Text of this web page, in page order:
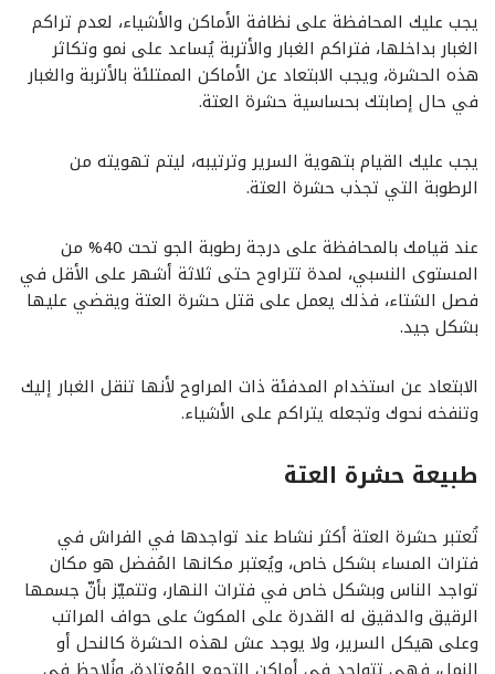
يجب عليك المحافظة على نظافة الأماكن والأشياء، لعدم تراكم
الغبار بداخلها، فتراكم الغبار والأتربة يُساعد على نمو وتكاثر
هذه الحشرة، ويجب الابتعاد عن الأماكن الممتلئة بالأتربة والغبار
في حال إصابتك بحساسية حشرة العتة.
يجب عليك القيام بتهوية السرير وترتيبه، ليتم تهويته من
الرطوبة التي تجذب حشرة العتة.
عند قيامك بالمحافظة على درجة رطوبة الجو تحت 40% من
المستوى النسبي، لمدة تتراوح حتى ثلاثة أشهر على الأقل في
فصل الشتاء، فذلك يعمل على قتل حشرة العتة ويقضي عليها
بشكل جيد.
الابتعاد عن استخدام المدفئة ذات المراوح لأنها تنقل الغبار إليك
وتنفخه نحوك وتجعله يتراكم على الأشياء.
طبيعة حشرة العتة
تُعتبر حشرة العتة أكثر نشاط عند تواجدها في الفراش في
فترات المساء بشكل خاص، ويُعتبر مكانها المُفضل هو مكان
تواجد الناس وبشكل خاص في فترات النهار، وتتميّز بأنّ جسمها
الرقيق والدقيق له القدرة على المكوث على حواف المراتب
وعلى هيكل السرير، ولا يوجد عش لهذه الحشرة كالنحل أو